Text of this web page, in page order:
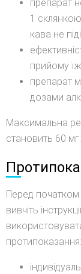
препарат
1 склянкою
кава не
прийому
препарат
дозами
Максимальна
становить 60 мг.
Перед
вивчіть
протипоказання: